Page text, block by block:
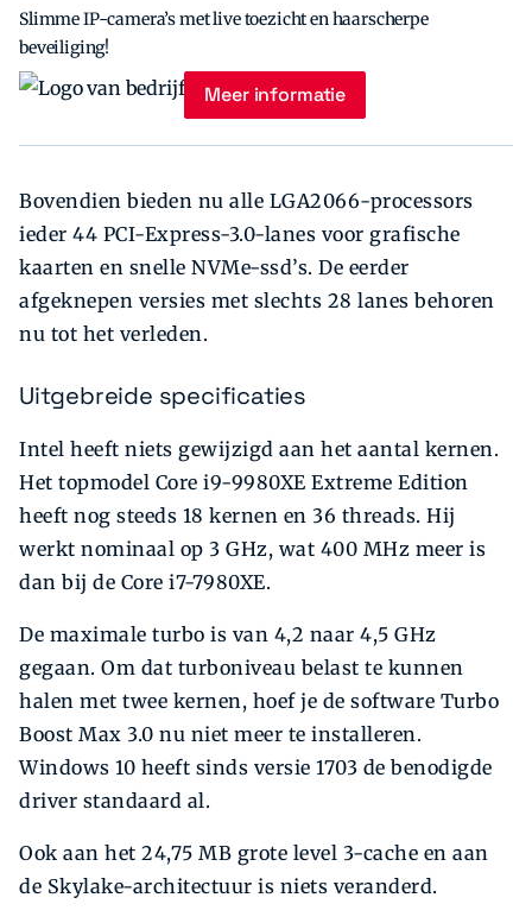
Slimme IP-camera’s met live toezicht en haarscherpe
beveiliging!
Meer informatie
Bovendien bieden nu alle LGA2066-processors
ieder 44 PCI-Express-3.0-lanes voor grafische
kaarten en snelle NVMe-ssd’s. De eerder
afgeknepen versies met slechts 28 lanes behoren
nu tot het verleden.
Uitgebreide specificaties
Intel heeft niets gewijzigd aan het aantal kernen.
Het topmodel Core i9-9980XE Extreme Edition
heeft nog steeds 18 kernen en 36 threads. Hij
werkt nominaal op 3 GHz, wat 400 MHz meer is
dan bij de Core i7-7980XE.
De maximale turbo is van 4,2 naar 4,5 GHz
gegaan. Om dat turboniveau belast te kunnen
halen met twee kernen, hoef je de software Turbo
Boost Max 3.0 nu niet meer te installeren.
Windows 10 heeft sinds versie 1703 de benodigde
driver standaard al.
Ook aan het 24,75 MB grote level 3-cache en aan
de Skylake-architectuur is niets veranderd.